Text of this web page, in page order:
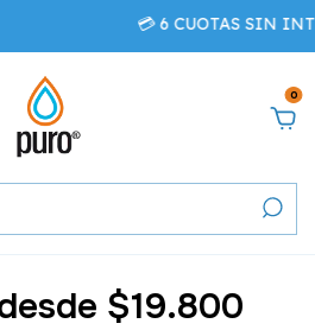
💳 6 CUOTAS SIN INTERÉS
0
$19.800